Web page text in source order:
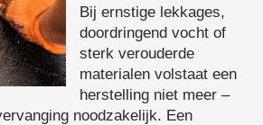
Bij ernstige lekkages,
doordringend vocht of
sterk verouderde
materialen volstaat een
herstelling niet meer –
noodzakelijk. Een